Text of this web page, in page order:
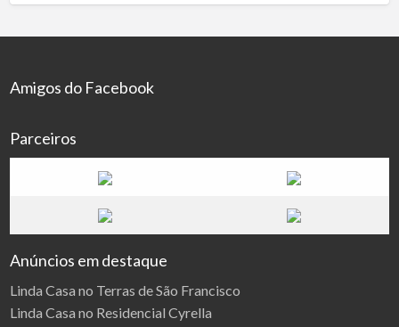
Amigos do Facebook
Parceiros
Anúncios em destaque
Linda Casa no Terras de São Francisco
Linda Casa no Residencial Cyrella